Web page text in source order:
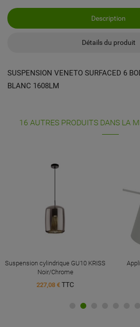
Description
Détails du produit
SUSPENSION VENETO SURFACED 6
BLANC 1608LM
16 AUTRES PRODUITS DANS LA
Suspension cylindrique GU10 KRISS
Noir/Chrome
227,08 € TTC